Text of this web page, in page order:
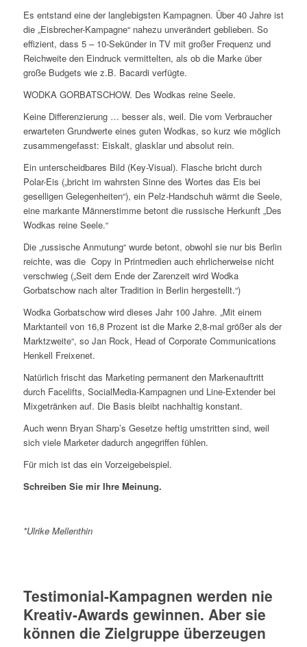
Es entstand eine der langlebigsten Kampagnen. Über 40 Jahre ist
die „Eisbrecher-Kampagne“ nahezu unverändert geblieben. So
effizient, dass 5 – 10-Sekünder in TV mit großer Frequenz und
Reichweite den Eindruck vermittelten, als ob die Marke über
große Budgets wie z.B. Bacardi verfügte.
WODKA GORBATSCHOW. Des Wodkas reine Seele.
Keine Differenzierung … besser als, weil. Die vom Verbraucher
erwarteten Grundwerte eines guten Wodkas, so kurz wie möglich
zusammengefasst: Eiskalt, glasklar und absolut rein.
Ein unterscheidbares Bild (Key-Visual). Flasche bricht durch
Polar-Eis („bricht im wahrsten Sinne des Wortes das Eis bei
geselligen Gelegenheiten“), ein Pelz-Handschuh wärmt die Seele,
eine markante Männerstimme betont die russische Herkunft „Des
Wodkas reine Seele.“
Die „russische Anmutung“ wurde betont, obwohl sie nur bis Berlin
reichte, was die Copy in Printmedien auch ehrlicherweise nicht
verschwieg („Seit dem Ende der Zarenzeit wird Wodka
Gorbatschow nach alter Tradition in Berlin hergestellt.“)
Wodka Gorbatschow wird dieses Jahr 100 Jahre. „Mit einem
Marktanteil von 16,8 Prozent ist die Marke 2,8-mal größer als der
Marktzweite“, so Jan Rock, Head of Corporate Communications
Henkell Freixenet.
Natürlich frischt das Marketing permanent den Markenauftritt
durch Facelifts, SocialMedia-Kampagnen und Line-Extender bei
Mixgetränken auf. Die Basis bleibt nachhaltig konstant.
Auch wenn Bryan Sharp’s Gesetze heftig umstritten sind, weil
sich viele Marketer dadurch angegriffen fühlen.
Für mich ist das ein Vorzeigebeispiel.
Schreiben Sie mir Ihre Meinung.
*Ulrike Mellenthin
Testimonial-Kampagnen werden nie
Kreativ-Awards gewinnen. Aber sie
können die Zielgruppe überzeugen